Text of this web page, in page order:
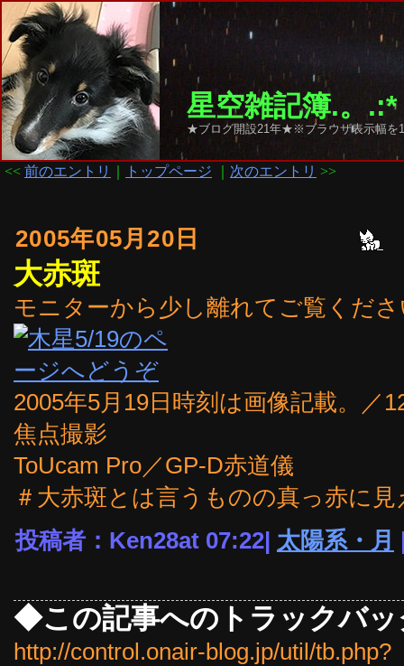
星空雑記簿.。
★ブログ開設21年★※ブラウザ表示幅を
<< 前のエントリ トップページ 次のエントリ >>
2005年05月20日
大赤斑
モニターから少し離れてご覧くだ
2005年5月19日時刻は画像記載。／
焦点撮影
ToUcam Pro／GP-D赤道儀
＃大赤斑とは言うものの真っ赤に
投稿者：Ken28at 07:22| 太陽系・月
◆この記事へのトラックバッ
http://control.onair-blog.jp/util/tb.php?